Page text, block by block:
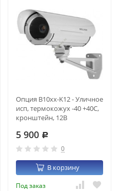
Опция B10xx-K12 - Уличное
исп, термокожух -40 +40С,
кронштейн, 12В
5 900 Р
0
В корзину
Под заказ